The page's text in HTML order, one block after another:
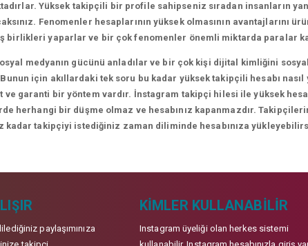
Yüksek takipçili bir profile sahipseniz sıradan insanların
Fenomenler hesaplarının yüksek olmasının avantajlarını
birlikleri yaparlar ve bir çok fenomenler önemli miktarda paralar
medyanın gücünü anladılar ve bir çok kişi dijital kimliğini
için akıllardaki tek soru bu kadar yüksek takipçili hesabı nasıl
ve garanti bir yöntem vardır. İnstagram takipçi hilesi ile yüksek
herhangi bir düşme olmaz ve hesabınız kapanmazdır.
kadar takipçiyi istediğiniz zaman diliminde hesabınıza
paylaşımınıza
KIMLER KULLANABILIR
Instagram üyeliği olan herkes sistemi